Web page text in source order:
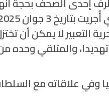
أُجريت بتاريخ 3 جوان
التعبير لا يمكن أن
تهديدا، والمتلقي
وفي علاقاته مع